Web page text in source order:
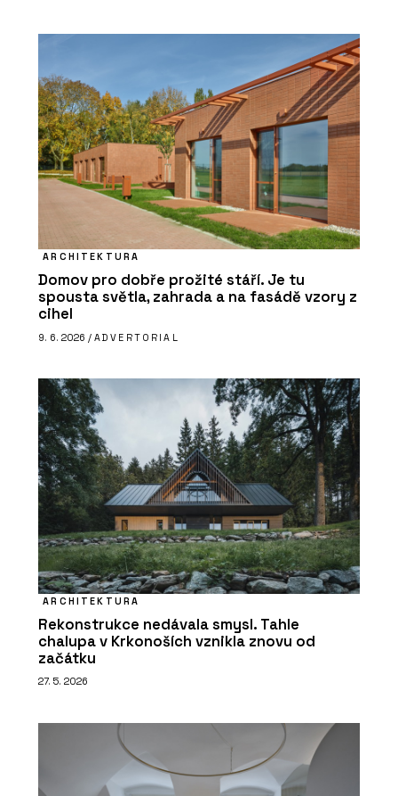
ARCHITEKTURA
Domov pro dobře prožité stáří. Je tu
spousta světla, zahrada a na fasádě vzory z
cihel
9. 6. 2026 / ADVERTORIAL
ARCHITEKTURA
Rekonstrukce nedávala smysl. Tahle
chalupa v Krkonoších vznikla znovu od
začátku
27. 5. 2026